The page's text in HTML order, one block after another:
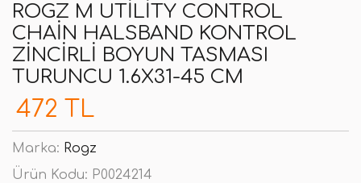
ROGZ M UTILITY CONTROL
CHAIN HALSBAND KONTROL
ZINCIRLI BOYUN TASMASI
TURUNCU 1.6X31-45 CM
472 TL
Marka: Rogz
Ürün Kodu: P0024214